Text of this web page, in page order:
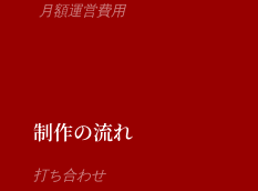
月額運営費用
制作の流れ
打ち合わせ